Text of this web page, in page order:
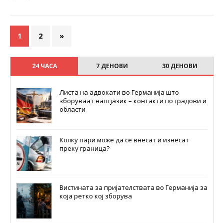
1 2 »
24 ЧАСА 7 ДЕНОВИ 30 ДЕНОВИ
Листа на адвокати во Германија што
зборуваат наш јазик – контакти по градови и
области
Колку пари може да се внесат и изнесат
преку граница?
Вистината за пријателствата во Германија за
која ретко кој зборува